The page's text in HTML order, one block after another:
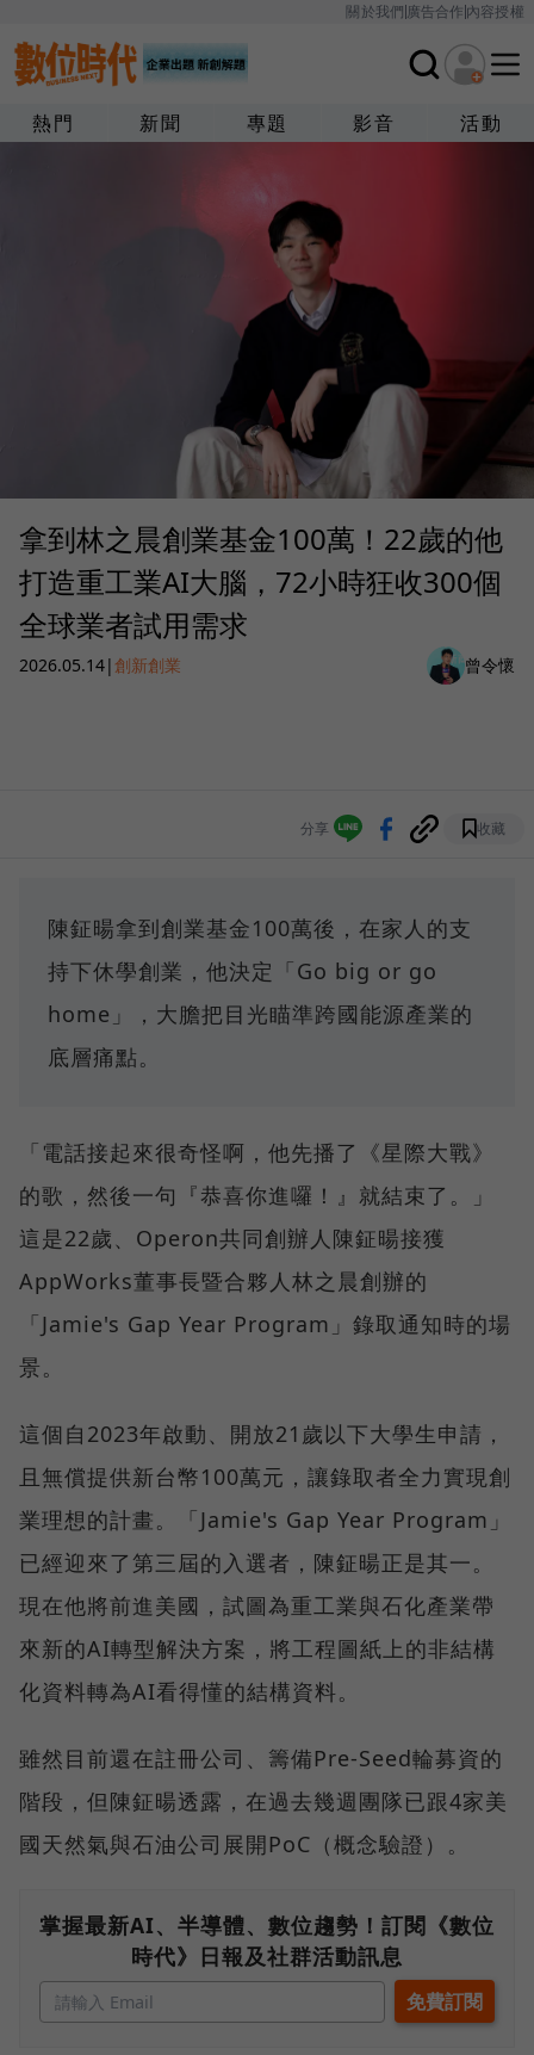
關於我們廣告合作內容授權
熱門 新聞 專題 影音 活動
拿到林之晨創業基金100萬！22歲的他
打造重工業AI大腦，72小時狂收300個
全球業者試用需求
2026.05.14|創新創業 曾令懷
分享 收藏
陳鉦暘拿到創業基金100萬後，在家人的支
持下休學創業，他決定「Go big or go
home」，大膽把目光瞄準跨國能源產業的
底層痛點。
「電話接起來很奇怪啊，他先播了《星際大戰》
的歌，然後一句『恭喜你進囉！』就結束了。」
這是22歲、Operon共同創辦人陳鉦暘接獲
AppWorks董事長暨合夥人林之晨創辦的
「Jamie's Gap Year Program」錄取通知時的場
景。
這個自2023年啟動、開放21歲以下大學生申請，
且無償提供新台幣100萬元，讓錄取者全力實現創
業理想的計畫。「Jamie's Gap Year Program」
已經迎來了第三屆的入選者，陳鉦暘正是其一。
現在他將前進美國，試圖為重工業與石化產業帶
來新的AI轉型解決方案，將工程圖紙上的非結構
化資料轉為AI看得懂的結構資料。
雖然目前還在註冊公司、籌備Pre-Seed輪募資的
階段，但陳鉦暘透露，在過去幾週團隊已跟4家美
國天然氣與石油公司展開PoC（概念驗證）。
掌握最新AI、半導體、數位趨勢！訂閱《數位
時代》日報及社群活動訊息